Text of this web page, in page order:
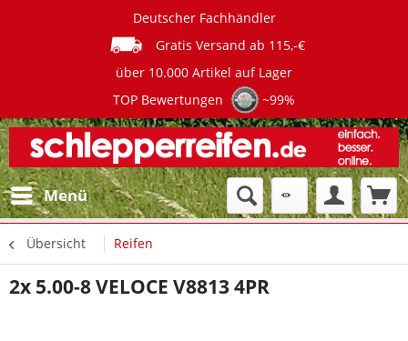
Deutscher Fachhändler
Gratis Versand ab 115,-€
über 10.000 Artikel auf Lager
TOP Bewertungen
~99%
Menü
Übersicht Reifen
2x 5.00-8 VELOCE V8813 4PR